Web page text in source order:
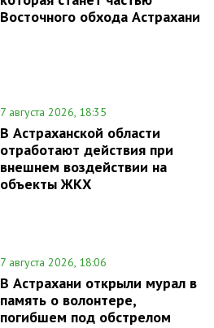
Восточного обхода Астрахани
7 августа 2026, 18:35
В Астраханской области
отработают действия при
внешнем воздействии на
объекты ЖКХ
7 августа 2026, 18:06
В Астрахани открыли мурал в
память о волонтере,
погибшем под обстрелом